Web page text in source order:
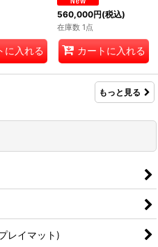
に入れる
560,000円(税込)
在庫数 1点
カートに入れる
もっと見る
レイマット)